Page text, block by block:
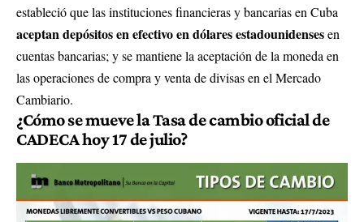
estableció que las instituciones financieras y bancarias en Cuba
aceptan depósitos en efectivo en dólares estadounidensesen
cuentas bancarias; y se mantiene la aceptación de la moneda en
las operaciones de compra y venta de divisas en el Mercado
Cambiario.
¿Cómo se mueve la Tasa de cambio oficial de
CADECA hoy 17 de julio?